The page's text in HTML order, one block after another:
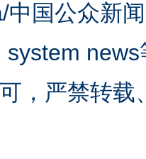
中国公众新
，严禁转